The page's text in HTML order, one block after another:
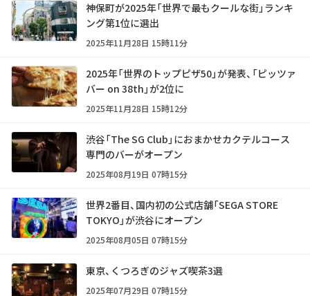
神保町が2025年「世界で最もクールな街」ランキ
ング第1位に選出
2025年11月28日 15時11分
2025年「世界のトップピザ50」が発表、「ピッツァ
バー on 38th」が2位に
2025年11月28日 15時12分
渋谷「The SG Club」におまかせカクテルコース
専門のバーがオープン
2025年08月19日 07時15分
世界2番目、国内初の公式店舗「SEGA STORE
TOKYO」が渋谷にオープン
2025年08月05日 07時15分
東京、くつろぎのジャズ喫茶3選
2025年07月29日 07時15分